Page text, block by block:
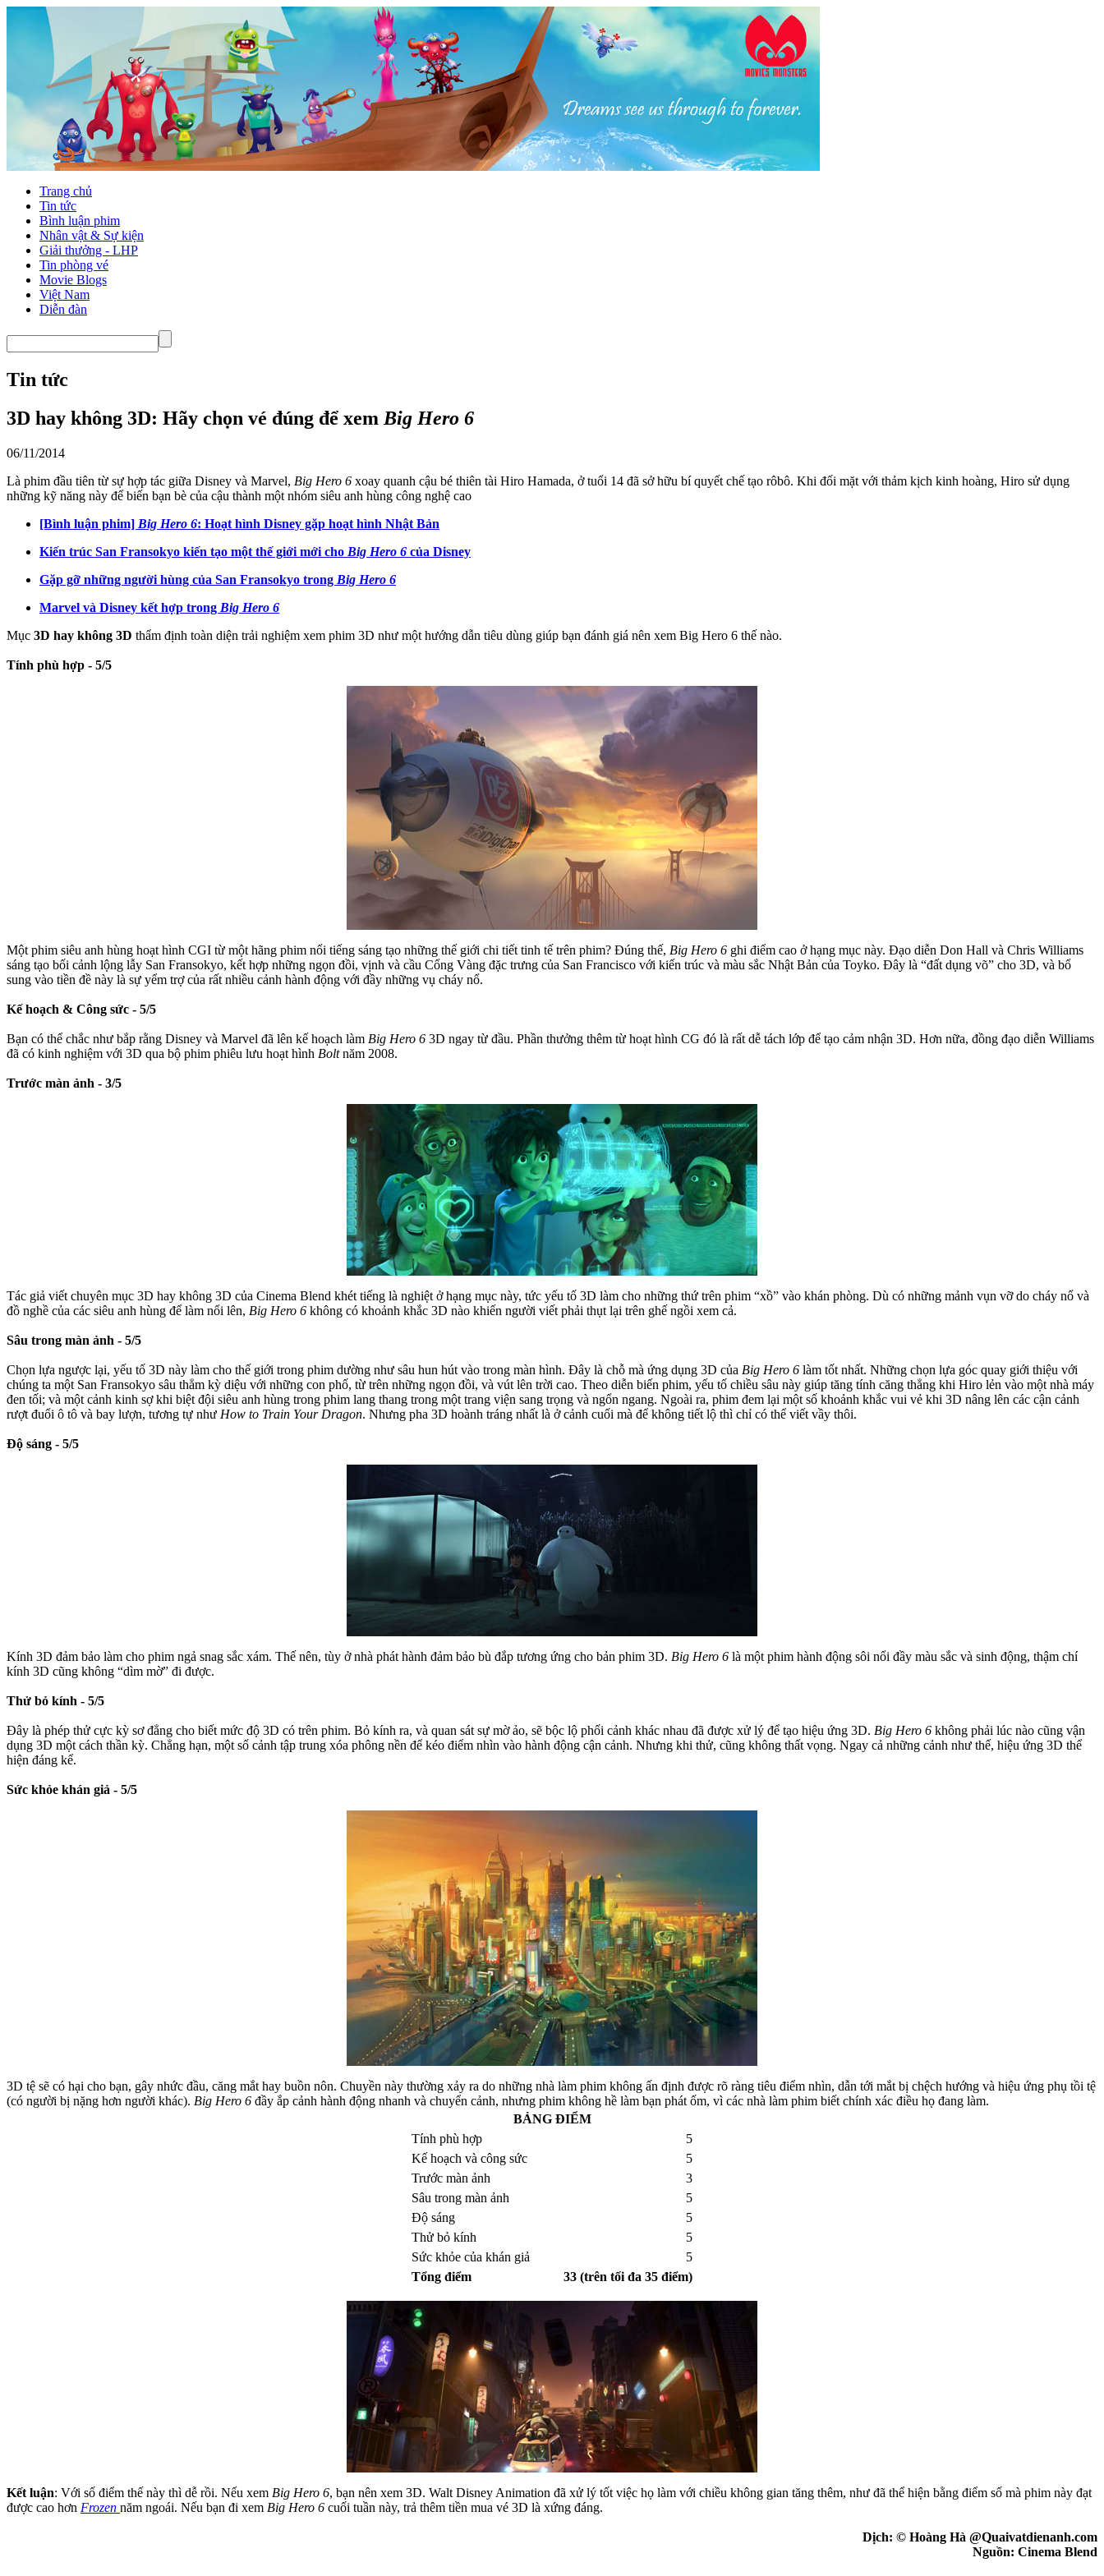
Trang chủ
Tin tức
Bình luận phim
Nhân vật & Sự kiện
Giải thưởng - LHP
Tin phòng vé
Movie Blogs
Việt Nam
Diễn đàn
Tin tức
3D hay không 3D: Hãy chọn vé đúng để xem Big Hero 6
06/11/2014
Là phim đầu tiên từ sự hợp tác giữa Disney và Marvel, Big Hero 6 xoay quanh cậu bé thiên tài Hiro Hamada, ở tuổi 14 đã sở hữu bí quyết chế tạo rôbô. Khi đối mặt với thảm kịch kinh hoàng, Hiro sử dụng
những kỹ năng này để biến bạn bè của cậu thành một nhóm siêu anh hùng công nghệ cao
[Bình luận phim] Big Hero 6: Hoạt hình Disney gặp hoạt hình Nhật Bản
Kiến trúc San Fransokyo kiến tạo một thế giới mới cho Big Hero 6 của Disney
Gặp gỡ những người hùng của San Fransokyo trong Big Hero 6
Marvel và Disney kết hợp trong Big Hero 6
Mục 3D hay không 3D thẩm định toàn diện trải nghiệm xem phim 3D như một hướng dẫn tiêu dùng giúp bạn đánh giá nên xem Big Hero 6 thế nào.
Tính phù hợp - 5/5
Một phim siêu anh hùng hoạt hình CGI từ một hãng phim nổi tiếng sáng tạo những thế giới chi tiết tinh tế trên phim? Đúng thế, Big Hero 6 ghi điểm cao ở hạng mục này. Đạo diễn Don Hall và Chris Williams
sáng tạo bối cảnh lộng lẫy San Fransokyo, kết hợp những ngọn đồi, vịnh và cầu Cổng Vàng đặc trưng của San Francisco với kiến trúc và màu sắc Nhật Bản của Toyko. Đây là “đất dụng võ” cho 3D, và bổ
sung vào tiền đề này là sự yểm trợ của rất nhiều cảnh hành động với đầy những vụ cháy nổ.
Kế hoạch & Công sức - 5/5
Bạn có thể chắc như bắp rằng Disney và Marvel đã lên kế hoạch làm Big Hero 6 3D ngay từ đầu. Phần thưởng thêm từ hoạt hình CG đó là rất dễ tách lớp để tạo cảm nhận 3D. Hơn nữa, đồng đạo diễn Williams
đã có kinh nghiệm với 3D qua bộ phim phiêu lưu hoạt hình Boltnăm 2008.
Trước màn ảnh - 3/5
Tác giả viết chuyên mục 3D hay không 3D của Cinema Blend khét tiếng là nghiệt ở hạng mục này, tức yếu tố 3D làm cho những thứ trên phim “xồ” vào khán phòng. Dù có những mảnh vụn vỡ do cháy nổ và
đồ nghề của các siêu anh hùng để làm nổi lên, Big Hero 6 không có khoảnh khắc 3D nào khiến người viết phải thụt lại trên ghế ngồi xem cả.
Sâu trong màn ảnh - 5/5
Chọn lựa ngược lại, yếu tố 3D này làm cho thế giới trong phim dường như sâu hun hút vào trong màn hình. Đây là chỗ mà ứng dụng 3D của Big Hero 6 làm tốt nhất. Những chọn lựa góc quay giới thiệu với
chúng ta một San Fransokyo sâu thẳm kỳ diệu với những con phố, từ trên những ngọn đồi, và vút lên trời cao. Theo diễn biến phim, yếu tố chiều sâu này giúp tăng tính căng thẳng khi Hiro lẻn vào một nhà máy
đen tối; và một cảnh kinh sợ khi biệt đội siêu anh hùng trong phim lang thang trong một trang viện sang trọng và ngổn ngang. Ngoài ra, phim đem lại một số khoảnh khắc vui vẻ khi 3D nâng lên các cận cảnh
rượt đuổi ô tô và bay lượn, tương tự như How to Train Your Dragon. Nhưng pha 3D hoành tráng nhất là ở cảnh cuối mà để không tiết lộ thì chỉ có thể viết vầy thôi.
Độ sáng - 5/5
Kính 3D đảm bảo làm cho phim ngả snag sắc xám. Thế nên, tùy ở nhà phát hành đảm bảo bù đắp tương ứng cho bản phim 3D. Big Hero 6 là một phim hành động sôi nổi đầy màu sắc và sinh động, thậm chí
kính 3D cũng không “dìm mờ” đi được.
Thử bỏ kính - 5/5
Đây là phép thử cực kỳ sơ đẳng cho biết mức độ 3D có trên phim. Bỏ kính ra, và quan sát sự mờ ảo, sẽ bộc lộ phối cảnh khác nhau đã được xử lý để tạo hiệu ứng 3D. Big Hero 6 không phải lúc nào cũng vận
dụng 3D một cách thần kỳ. Chẳng hạn, một số cảnh tập trung xóa phông nền để kéo điểm nhìn vào hành động cận cảnh. Nhưng khi thử, cũng không thất vọng. Ngay cả những cảnh như thế, hiệu ứng 3D thể
hiện đáng kể.
Sức khỏe khán giả - 5/5
3D tệ sẽ có hại cho bạn, gây nhức đầu, căng mắt hay buồn nôn. Chuyền này thường xảy ra do những nhà làm phim không ấn định được rõ ràng tiêu điểm nhìn, dẫn tới mắt bị chệch hướng và hiệu ứng phụ tồi tệ
(có người bị nặng hơn người khác). Big Hero 6 đầy ắp cảnh hành động nhanh và chuyển cảnh, nhưng phim không hề làm bạn phát ốm, vì các nhà làm phim biết chính xác điều họ đang làm.
BẢNG ĐIỂM
Tính phù hợp
5
Kế hoạch và công sức
5
Trước màn ảnh
3
Sâu trong màn ảnh
5
Độ sáng
5
Thử bỏ kính
5
Sức khỏe của khán giả
5
Tổng điểm
33 (trên tối đa 35 điểm)
Kết luận: Với số điểm thế này thì dễ rồi. Nếu xem Big Hero 6, bạn nên xem 3D. Walt Disney Animation đã xử lý tốt việc họ làm với chiều không gian tăng thêm, như đã thể hiện bằng điểm số mà phim này đạt
được cao hơn Frozen năm ngoái. Nếu bạn đi xem Big Hero 6 cuối tuần này, trả thêm tiền mua vé 3D là xứng đáng.
Dịch: © Hoàng Hà @Quaivatdienanh.com
Nguồn: Cinema Blend